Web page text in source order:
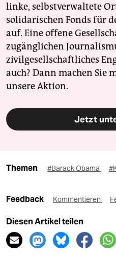
linke, selbstverwaltete
solidarischen Fonds für
auf. Eine offene
zugänglichen
zivilgesellschaftliches
auch? Dann machen Sie
unsere Aktion.
Jetzt
Themen #Barack Obama
Feedback Kommentieren
Diesen Artikel teilen